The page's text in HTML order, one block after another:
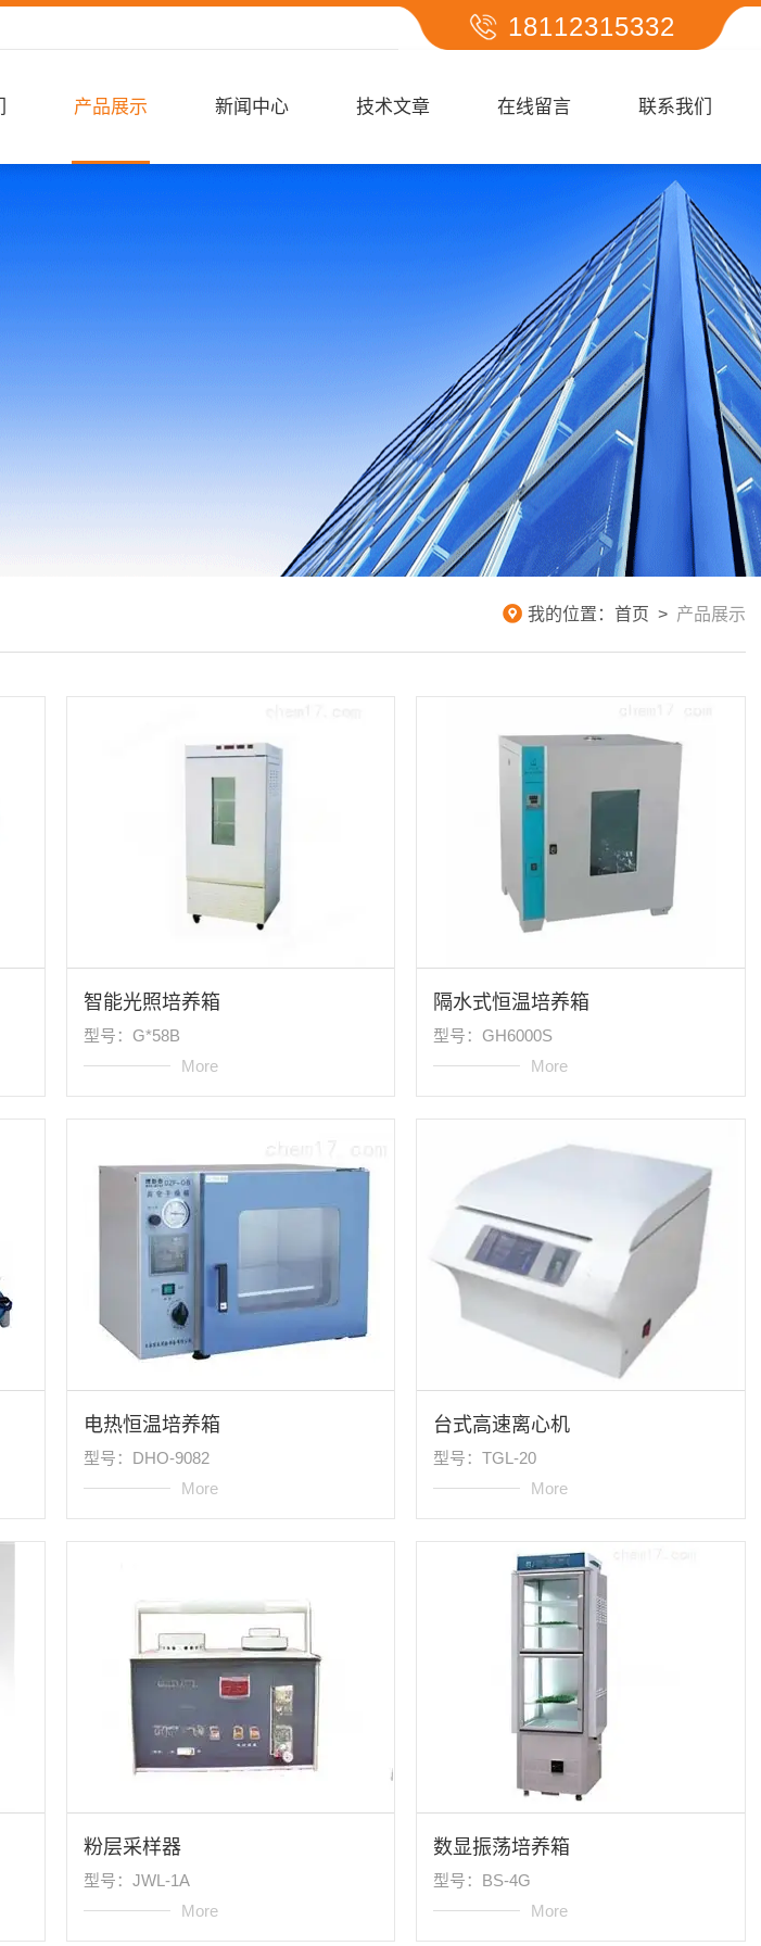
18112315332
产品展示 新闻中心 技术文章 在线留言 联系我们
我的位置： 首页 > 产品展示
智能光照培养箱
型号：G*58B
More
隔水式恒温培养箱
型号：GH6000S
More
电热恒温培养箱
型号：DHO-9082
More
台式高速离心机
型号：TGL-20
More
粉层采样器
型号：JWL-1A
More
数显振荡培养箱
型号：BS-4G
More